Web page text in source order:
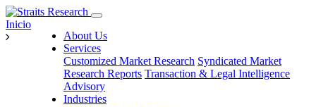
About Us
Services
Customized Market Research Syndicated Market
Research Reports Transaction & Legal Intelligence
Advisory
Industries
Inicio